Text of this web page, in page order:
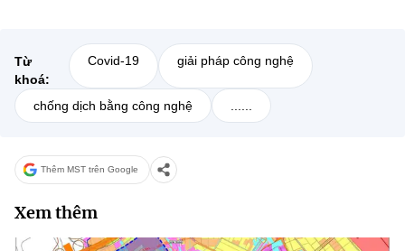
Từ
khoá:
Covid-19 giải pháp công nghệ
chống dịch bằng công nghệ
Thêm MST trên Google
Xem thêm